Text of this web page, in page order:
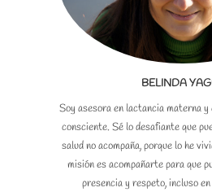
BELINDA
Soy asesora en lactancia materna
consciente. Sé lo desafiante que
salud no acompaña, porque lo he
misión es acompañarte para que
presencia y respeto, incluso